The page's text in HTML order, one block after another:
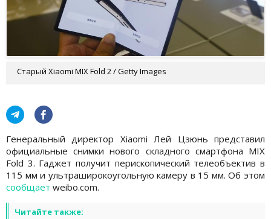
Старый Xiaomi MIX Fold 2 / Getty Images
Генеральный директор Xiaomi Лей Цзюнь представил
официальные снимки нового складного смартфона MIX
Fold 3. Гаджет получит перископический телеобъектив в
115 мм и ультраширокоугольную камеру в 15 мм. Об этом
сообщает weibo.com.
Читайте также: